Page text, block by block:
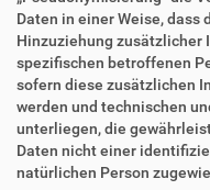
Daten in einer Weise, dass
Hinzuziehung zusätzlicher
spezifischen betroffenen
sofern diese zusätzlichen
werden und technischen
unterliegen, die
Daten nicht einer
natürlichen Person